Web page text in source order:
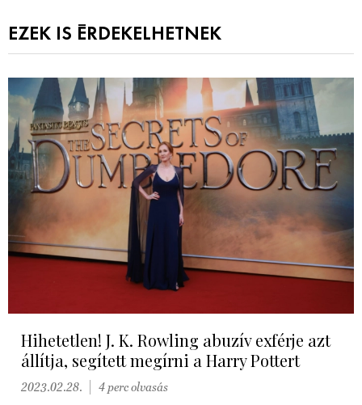
EZEK IS ÉRDEKELHETNEK
Hihetetlen! J. K. Rowling abuzív exférje azt
állítja, segített megírni a Harry Pottert
2023.02.28. 4 perc olvasás